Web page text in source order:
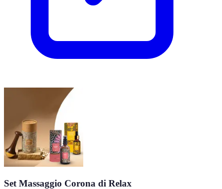
Set Massaggio Corona di Relax